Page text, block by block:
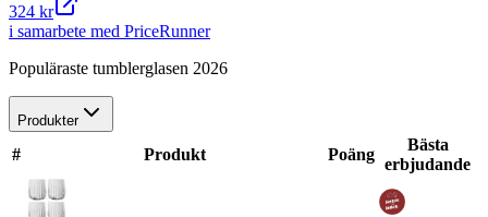
324 kr
i samarbete med PriceRunner
Populäraste tumblerglasen 2026
Produkter
# Produkt Poäng
Bästa
erbjudande